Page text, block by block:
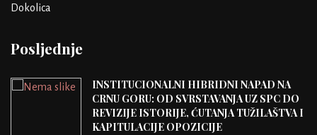
Dokolica
Posljednje
INSTITUCIONALNI HIBRIDNI NAPAD NA
CRNU GORU: OD SVRSTAVANJA UZ SPC DO
REVIZIJE ISTORIJE, ĆUTANJA TUŽILAŠTVA I
KAPITULACIJE OPOZICIJE